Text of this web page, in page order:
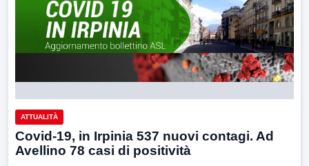
ATTUALITÀ
Covid-19, in Irpinia 537 nuovi contagi. Ad
Avellino 78 casi di positività